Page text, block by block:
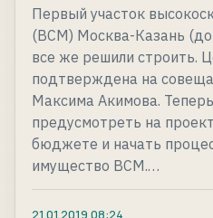
Первый участок
(ВСМ) Москва-Казань
все же решили строить.
подтверждена на
Максима Акимова.
предусмотреть на
бюджете и начать
имущество ВСМ.…
21.01.2019 08:24